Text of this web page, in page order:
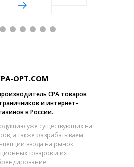
OPT.COM
CPA товаров
и интернет-
в России.
уже существующих на
а также разрабатываем
ввода на рынок
товаров и их